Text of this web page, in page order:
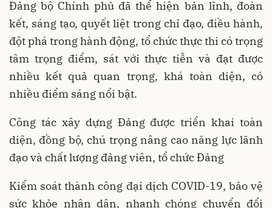
Đảng bộ Chính phủ đã thể hiện bản lĩnh, đoàn
kết, sáng tạo, quyết liệt trong chỉ đạo, điều hành,
đột phá trong hành động, tổ chức thực thi có trọng
tâm trọng điểm, sát với thực tiễn và đạt được
nhiều kết quả quan trọng, khá toàn diện, có
nhiều điểm sáng nổi bật.
Công tác xây dựng Đảng được triển khai toàn
diện, đồng bộ, chú trọng nâng cao năng lực lãnh
đạo và chất lượng đảng viên, tổ chức Đảng
Kiểm soát thành công đại dịch COVID-19, bảo vệ
sức khỏe nhân dân, nhanh chóng chuyển đổi